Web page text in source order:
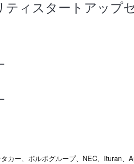
ティスタートアップ
カー、ボルボグループ、NEC、Ituran、